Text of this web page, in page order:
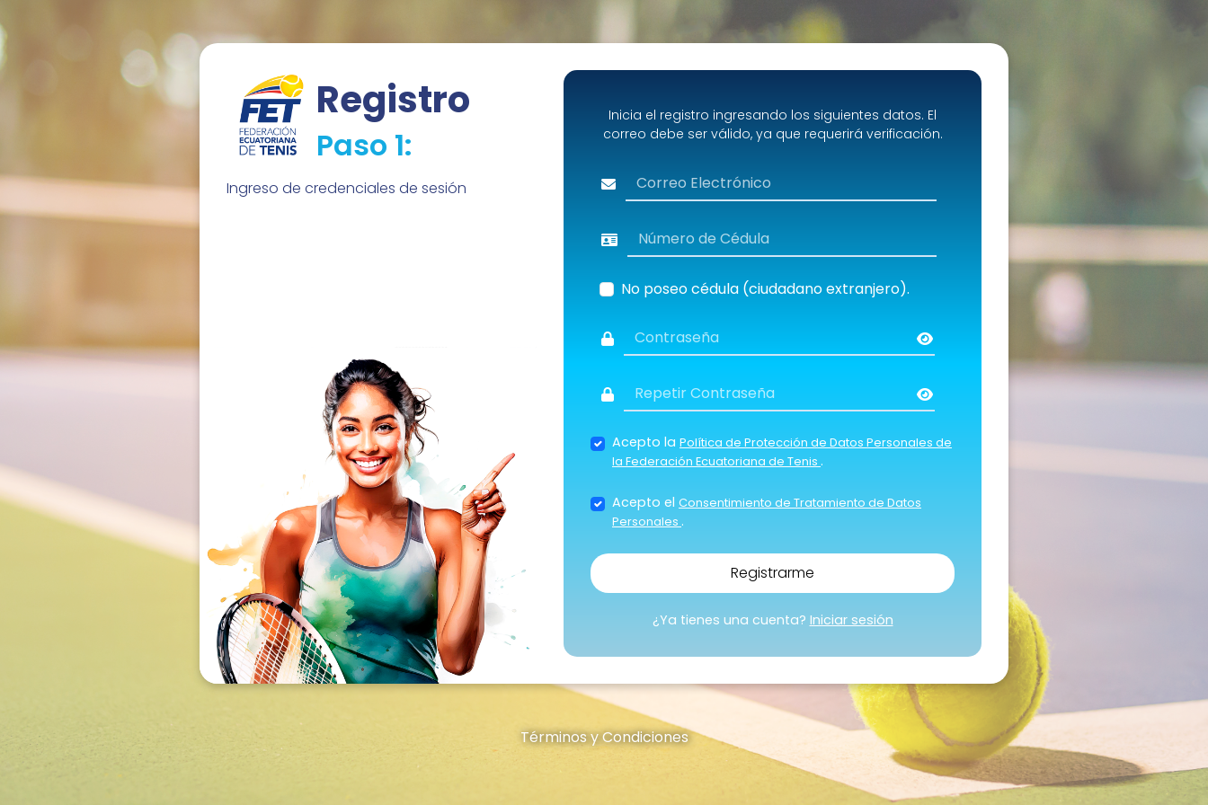
Registro
Paso 1:
Ingreso de credenciales de sesión
Inicia el registro ingresando los siguientes datos. El
correo debe ser válido, ya que requerirá verificación.
No poseo cédula (ciudadano extranjero).
Acepto la Política de Protección de Datos Personales de
la Federación Ecuatoriana de Tenis .
Acepto el Consentimiento de Tratamiento de Datos
Personales .
Registrarme
¿Ya tienes una cuenta? Iniciar sesión
Términos y Condiciones